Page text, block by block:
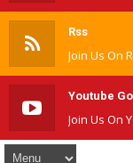
Rss
Join Us On
Youtube
Join Us On